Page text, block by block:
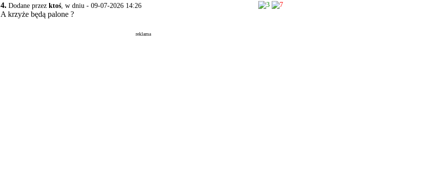
4. Dodane przez ktoś , w dniu - 09-07-2026 14:26 3 7
A krzyże będą palone ?
reklama